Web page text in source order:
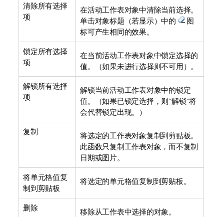
清除所有选择
项
在活动工作表对象中清除当前选择。
单击对象标题（若显示）中的
图
标可产生相同的效果。
锁定所有选择
项
在当前活动工作表对象中锁定选择的
值。（如果未进行选择则不可用）。
解锁所有选择
项
解锁当前活动工作表对象中的锁定
值。（如果已锁定选择，则“解锁”将
会代替锁定出现。）
复制
将选定的工作表对象复制到剪贴板。
此函数只复制工作表对象，而不复制
日期或图片。
将单元格值复
制到剪贴板
将选定的单元格值复制到剪贴板。
删除 移除从工作表中选择的对象。